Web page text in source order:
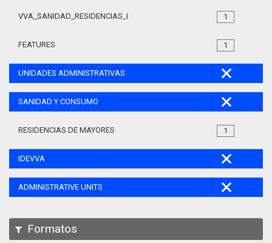
1
VVA_SANIDAD_RESIDENCIAS_MAYORES_105
1
FEATURES
UNIDADES ADMINISTRATIVAS
SANIDAD Y CONSUMO
1
RESIDENCIAS DE MAYORES
IDEVVA
ADMINISTRATIVE UNITS
Formatos